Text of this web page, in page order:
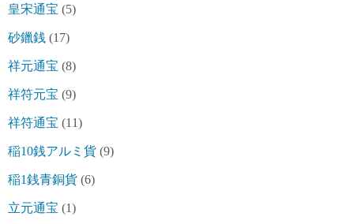
皇宋通宝 (5)
砂鑞銭 (17)
祥元通宝 (8)
祥符元宝 (9)
祥符通宝 (11)
稲10銭アルミ貨 (9)
稲1銭青銅貨 (6)
立元通宝 (1)